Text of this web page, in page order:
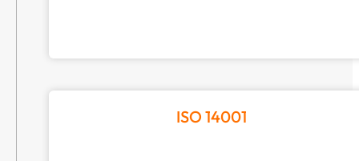
ISO 14001